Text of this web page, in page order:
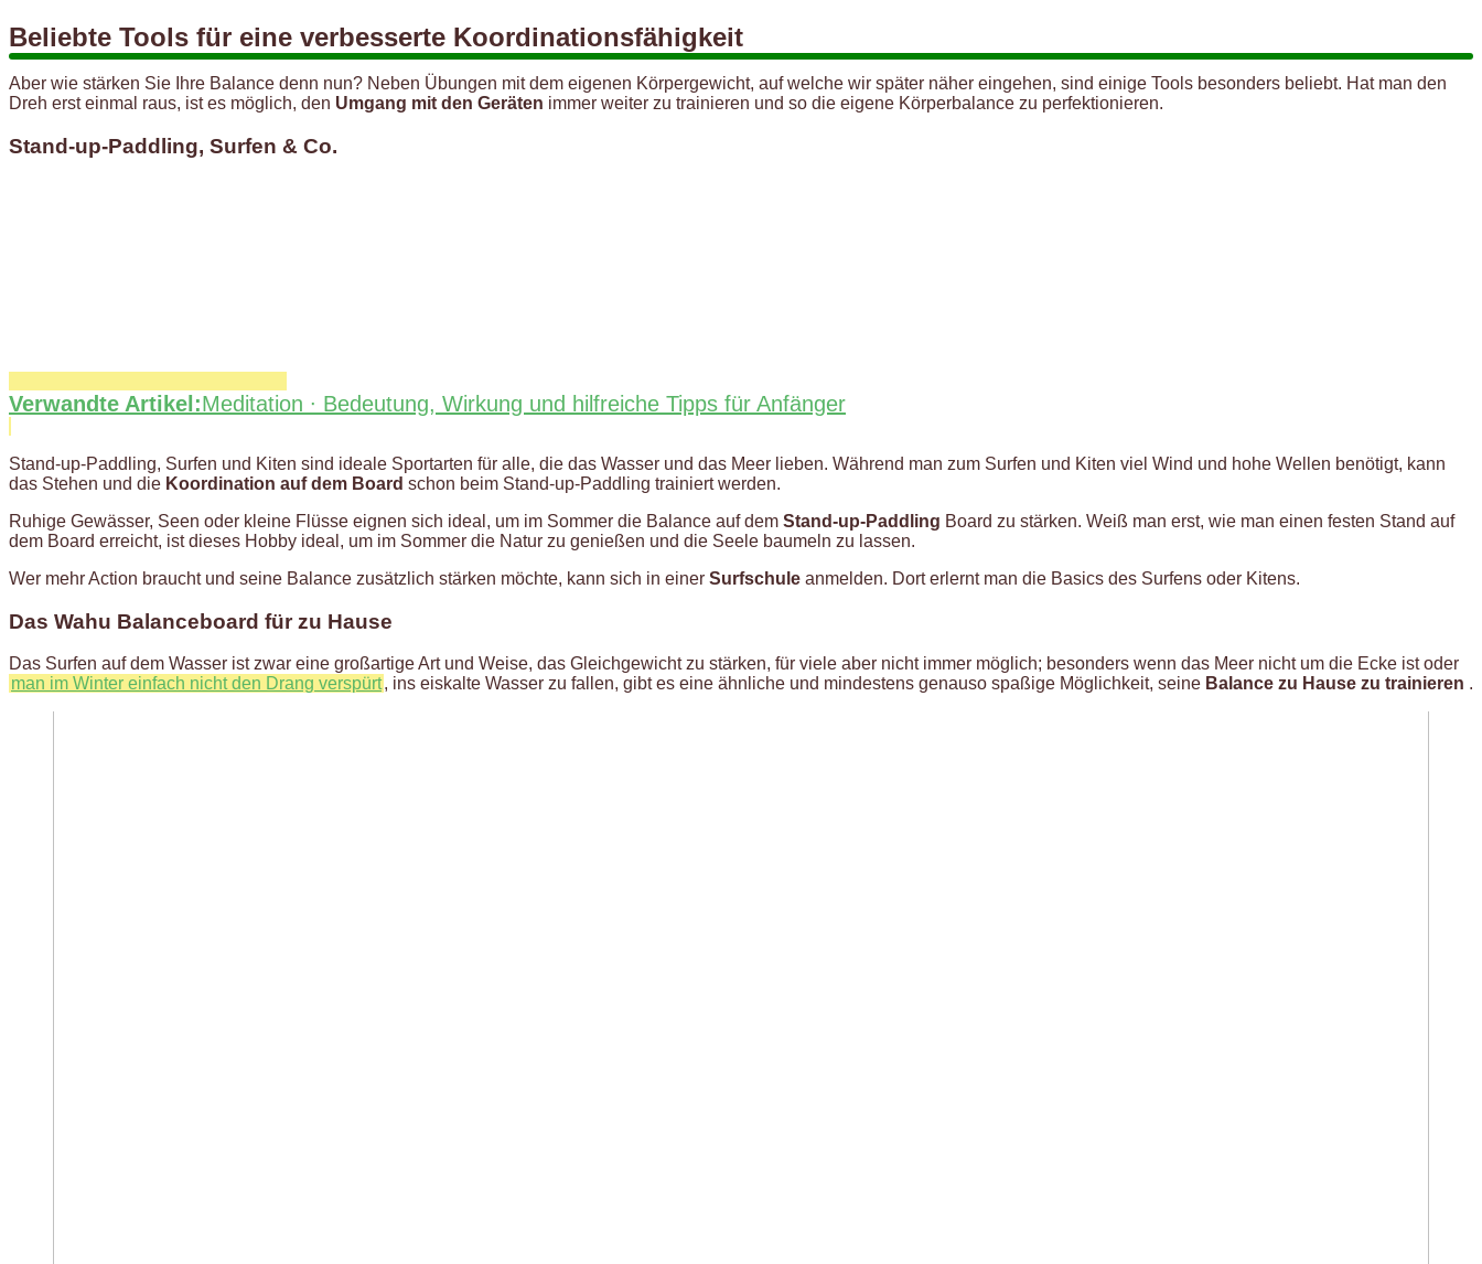
Beliebte Tools für eine verbesserte Koordinationsfähigkeit
Aber wie stärken Sie Ihre Balance denn nun? Neben Übungen mit dem eigenen Körpergewicht, auf welche wir später näher eingehen, sind einige Tools besonders beliebt. Hat man den
Dreh erst einmal raus, ist es möglich, den Umgang mit den Geräten immer weiter zu trainieren und so die eigene Körperbalance zu perfektionieren.
Stand-up-Paddling, Surfen & Co.
Verwandte Artikel:Meditation ∙ Bedeutung, Wirkung und hilfreiche Tipps für Anfänger
Stand-up-Paddling, Surfen und Kiten sind ideale Sportarten für alle, die das Wasser und das Meer lieben. Während man zum Surfen und Kiten viel Wind und hohe Wellen benötigt, kann
das Stehen und die Koordination auf dem Board schon beim Stand-up-Paddling trainiert werden.
Ruhige Gewässer, Seen oder kleine Flüsse eignen sich ideal, um im Sommer die Balance auf dem Stand-up-Paddling Board zu stärken. Weiß man erst, wie man einen festen Stand auf
dem Board erreicht, ist dieses Hobby ideal, um im Sommer die Natur zu genießen und die Seele baumeln zu lassen.
Wer mehr Action braucht und seine Balance zusätzlich stärken möchte, kann sich in einer Surfschule anmelden. Dort erlernt man die Basics des Surfens oder Kitens.
Das Wahu Balanceboard für zu Hause
Das Surfen auf dem Wasser ist zwar eine großartige Art und Weise, das Gleichgewicht zu stärken, für viele aber nicht immer möglich; besonders wenn das Meer nicht um die Ecke ist oder
man im Winter einfach nicht den Drang verspürt, ins eiskalte Wasser zu fallen, gibt es eine ähnliche und mindestens genauso spaßige Möglichkeit, seine Balance zu Hause zu trainieren .